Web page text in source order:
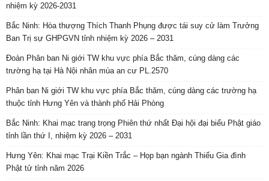
nhiệm kỳ 2026-2031
Bắc Ninh: Hòa thượng Thích Thanh Phụng được tái suy cử làm Trưởng
Ban Trị sự GHPGVN tỉnh nhiệm kỳ 2026 – 2031
Đoàn Phân ban Ni giới TW khu vực phía Bắc thăm, cúng dàng các
trường hạ tại Hà Nội nhân mùa an cư PL.2570
Phân ban Ni giới TW khu vực phía Bắc thăm, cúng dàng các trường hạ
thuộc tỉnh Hưng Yên và thành phố Hải Phòng
Bắc Ninh: Khai mạc trang trọng Phiên thứ nhất Đại hội đại biểu Phật giáo
tỉnh lần thứ I, nhiệm kỳ 2026 – 2031
Hưng Yên: Khai mạc Trại Kiền Trắc – Họp bạn ngành Thiếu Gia đình
Phật tử tỉnh năm 2026